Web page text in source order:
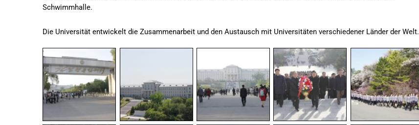
Schwimmhalle.
Die Universität entwickelt die Zusammenarbeit und den Austausch mit Universitäten verschiedener Länder der Welt.